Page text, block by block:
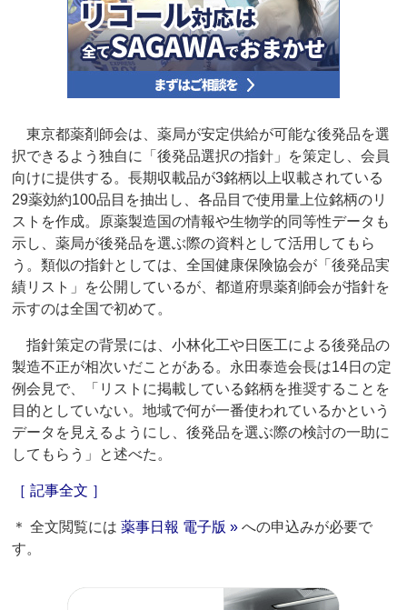
東京都薬剤師会は、薬局が安定供給が可能な後発品を選
択できるよう独自に「後発品選択の指針」を策定し、会員
向けに提供する。長期収載品が3銘柄以上収載されている
29薬効約100品目を抽出し、各品目で使用量上位銘柄のリ
ストを作成。原薬製造国の情報や生物学的同等性データも
示し、薬局が後発品を選ぶ際の資料として活用してもら
う。類似の指針としては、全国健康保険協会が「後発品実
績リスト」を公開しているが、都道府県薬剤師会が指針を
示すのは全国で初めて。
指針策定の背景には、小林化工や日医工による後発品の
製造不正が相次いだことがある。永田泰造会長は14日の定
例会見で、「リストに掲載している銘柄を推奨することを
目的としていない。地域で何が一番使われているかという
データを見えるようにし、後発品を選ぶ際の検討の一助に
してもらう」と述べた。
［ 記事全文 ］
＊ 全文閲覧には薬事日報 電子版 » への申込みが必要で
す。